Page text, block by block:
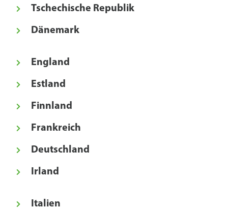
Tschechische Republik
Dänemark
England
Estland
Finnland
Frankreich
Deutschland
Irland
Italien